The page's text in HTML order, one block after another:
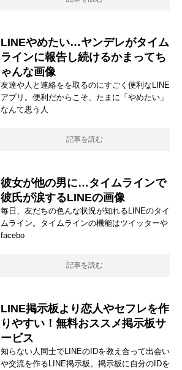
LINEやめたい…ヤンデレがタイム
ラインに報告し続けるかまってち
ゃんな画像
友達や人と連絡をを取るのにすごく便利なLINE
アプリ。便利だからこそ、たまに「やめたい」
なんて思う人
記事を読む
彼女が他の男に…タイムラインで
彼氏が涙するLINEの画像
毎日、友だちの色んな状況が知れるLINEのタイ
ムライン。タイムラインの機能はツイッターや
facebo
記事を読む
LINE掲示板より恋人やセフレを作
りやすい！無料おススメ掲示板サ
ービス
知らない人同士でLINEのIDを教え合って出会い
や交流を作るLINE掲示板。掲示板に自分のIDを